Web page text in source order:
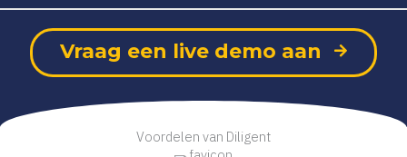
Vraag een live demo aan
Voordelen van Diligent